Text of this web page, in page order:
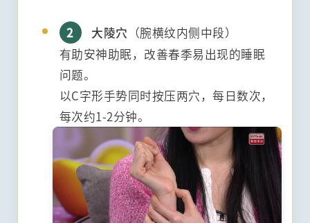
2 大陵穴 （腕横纹内侧中段）
有助安神助眠，改善春季易出现的睡眠
问题。
以C字形手势同时按压两穴，每日数次，
每次约1-2分钟。